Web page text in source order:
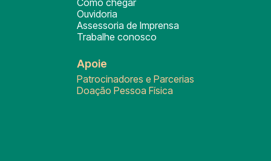
Como chegar
Ouvidoria
Assessoria de Imprensa
Trabalhe conosco
Apoie
Patrocinadores e Parcerias
Doação Pessoa Física